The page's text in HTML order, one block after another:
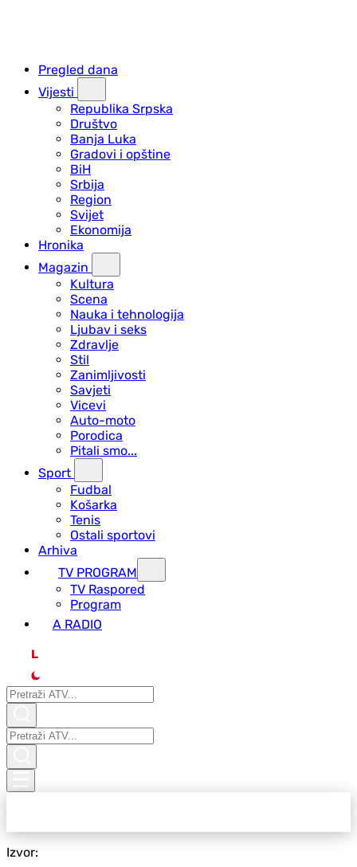
Pregled dana
Vijesti
Republika Srpska
Društvo
Banja Luka
Gradovi i opštine
BiH
Srbija
Region
Svijet
Ekonomija
Hronika
Magazin
Kultura
Scena
Nauka i tehnologija
Ljubav i seks
Zdravlje
Stil
Zanimljivosti
Savjeti
Vicevi
Auto-moto
Porodica
Pitali smo...
Sport
Fudbal
Košarka
Tenis
Ostali sportovi
Arhiva
TV PROGRAM
ТV Raspored
Program
A RADIO
L
Izvor: